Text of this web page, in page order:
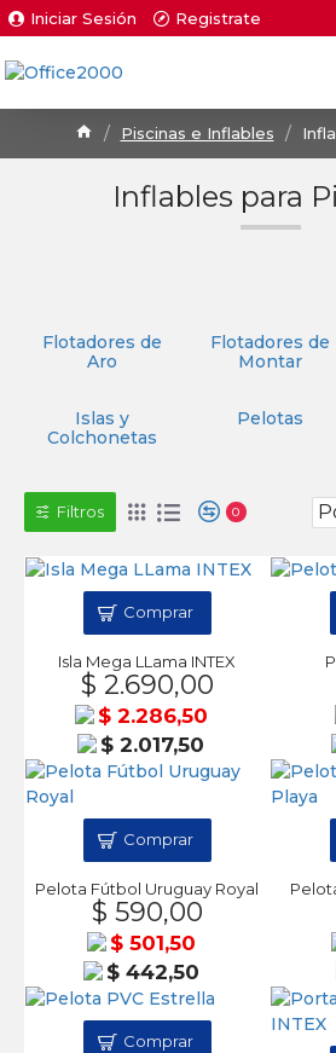
Iniciar Sesión Registrate
Piscinas e Inflables
Inflables para
Flotadores de
Aro
Flotadores de
Montar
Islas y
Colchonetas
Pelotas
Filtros 0
Isla Mega LLama INTEX
$ 2.690,00
$ 2.286,50
$ 2.017,50
Comprar
Pelota Fútbol Uruguay Royal
$ 590,00
$ 501,50
$ 442,50
Comprar
Comprar